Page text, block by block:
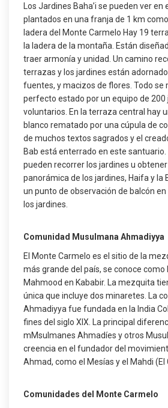
Los Jardines Baha’i se pueden ver
plantados en una franja de 1 km
ladera del Monte Carmelo Hay 19
la ladera de la montaña. Están
traer armonía y unidad. Un camino
terrazas y los jardines están
fuentes, y macizos de flores. Todo se
perfecto estado por un equipo de 200
voluntarios. En la terraza central hay
blanco rematado por una cúpula de
de muchos textos sagrados y el
Bab está enterrado en este
pueden recorrer los jardines u
panorámica de los jardines, Haifa y la
un punto de observación de balcón
los jardines.
Comunidad Musulmana Ahmadiyya
El Monte Carmelo es el sitio de la
más grande del país, se conoce como
Mahmood en Kababir. La mezquita
única que incluye dos minaretes. La
Ahmadiyya fue fundada en la India
fines del siglo XIX. La principal
mMsulmanes Ahmadíes y otros
creencia en el fundador del
Ahmad, como el Mesías y el Mahdi (El
Comunidades del Monte Carmelo